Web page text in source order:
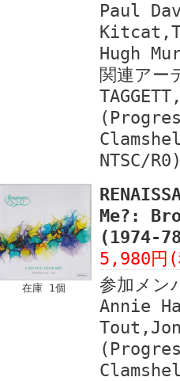
Paul
Hugh
関連アー
NTSC/
在庫 1個
Me?:
(1974-
5,980円
参加メン
Annie